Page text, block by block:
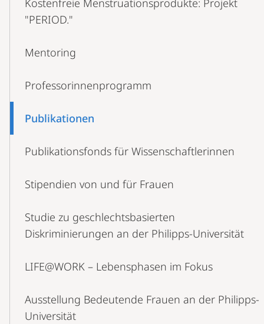
Kostenfreie Menstruationsprodukte: Projekt
"PERIOD."
Mentoring
Professorinnenprogramm
Publikationen
Publikationsfonds für Wissenschaftlerinnen
Stipendien von und für Frauen
Studie zu geschlechtsbasierten
Diskriminierungen an der Philipps-Universität
LIFE@WORK – Lebensphasen im Fokus
Ausstellung Bedeutende Frauen an der Philipps-
Universität